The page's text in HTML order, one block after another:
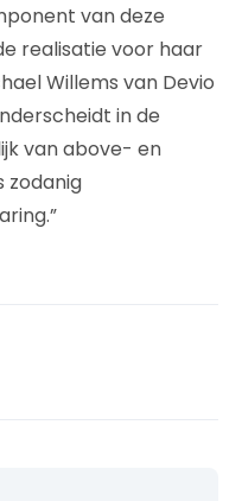
van deze
realisatie voor haar
Willems van Devio
in de
van above- en
zodanig